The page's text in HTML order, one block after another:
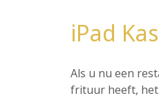
iPad
Als u nu een
frituur heeft, het